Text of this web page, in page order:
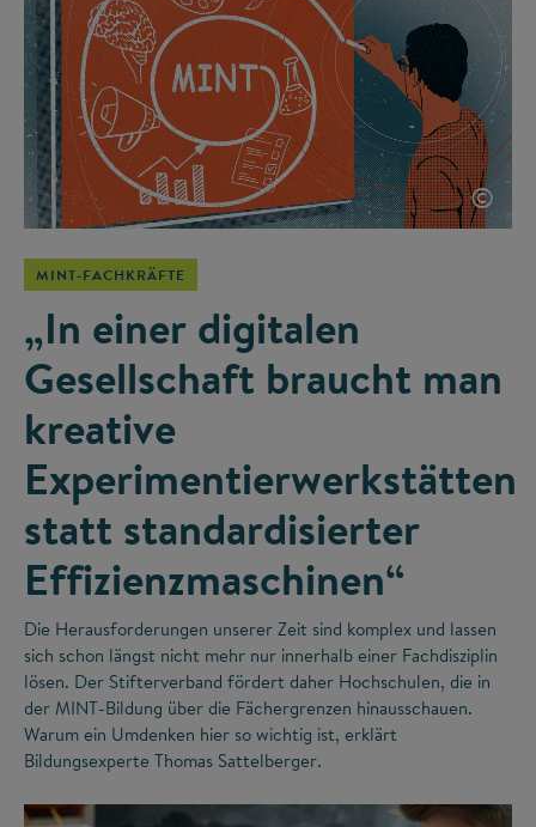
©
MINT-FACHKRÄFTE
„In einer digitalen
Gesellschaft braucht man
kreative
Experimentierwerkstätten
statt standardisierter
Effizienzmaschinen“
Die Herausforderungen unserer Zeit sind komplex und lassen
sich schon längst nicht mehr nur innerhalb einer Fachdisziplin
lösen. Der Stifterverband fördert daher Hochschulen, die in
der MINT-Bildung über die Fächergrenzen hinausschauen.
Warum ein Umdenken hier so wichtig ist, erklärt
Bildungsexperte Thomas Sattelberger.